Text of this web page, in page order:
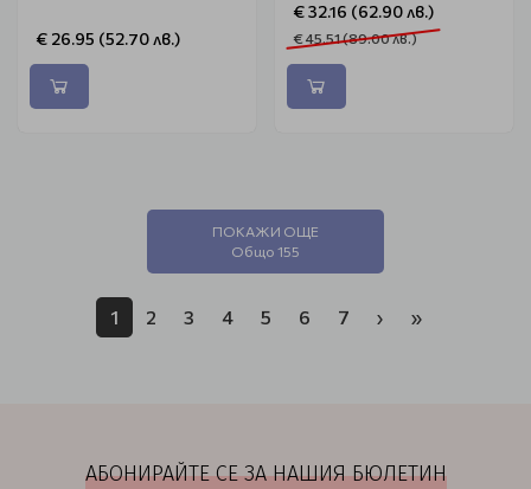
€ 26.95 (52.70 лв.)
€ 32.16 (62.90 лв.)
€ 45.51 (89.00 лв.)
ПОКАЖИ ОЩЕ
Общо 155
1 2 3 4 5 6 7 › »
АБОНИРАЙТЕ СЕ ЗА НАШИЯ БЮЛЕТИН